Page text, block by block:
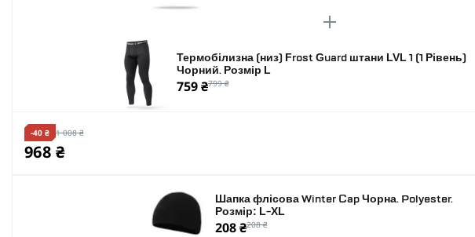
Термобілизна (низ) Frost Guard штани LVL 1 (1 Рівень)
Чорний. Розмір L
759 ₴799 ₴
-40 ₴ 1 008 ₴
968 ₴
Шапка флісова Winter Cap Чорна. Polyester.
Розмір: L-XL
208 ₴208 ₴